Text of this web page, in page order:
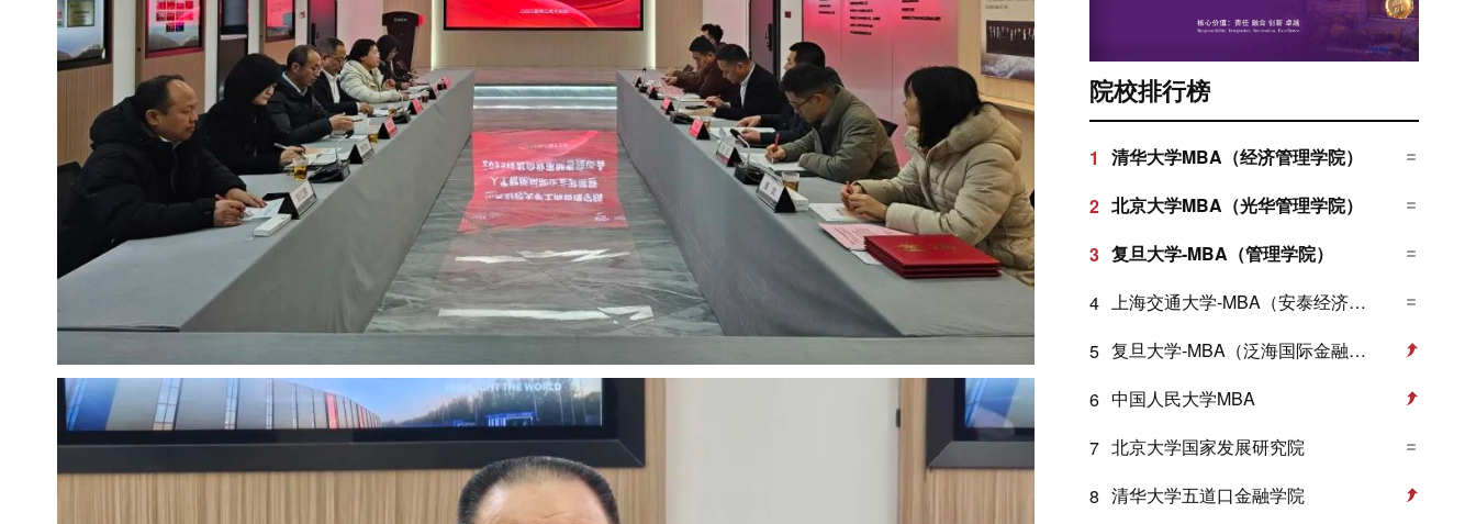
院校排行榜
1
清华大学MBA（经济管理学院）
2 北京大学MBA（光华管理学院）
3 复旦大学-MBA（管理学院）
4
上海交通大学-MBA（安泰经济与管理学院）
5
复旦大学-MBA（泛海国际金融学院）
6 中国人民大学MBA
7 北京大学国家发展研究院
8 清华大学五道口金融学院